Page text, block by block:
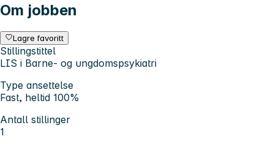
Om jobben
Lagre favoritt
Stillingstittel
LIS i Barne- og ungdomspsykiatri
Type ansettelse
Fast, heltid 100%
Antall stillinger
1